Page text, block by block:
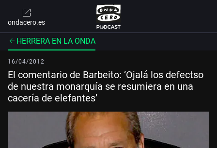
ondacero.es
HERRERA EN LA ONDA
16/04/2012
El comentario de Barbeito: ‘Ojalá los defectso
de nuestra monarquía se resumiera en una
cacería de elefantes’